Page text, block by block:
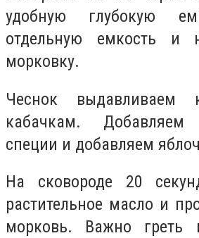
удобную глубокую
отдельную емкость и
морковку.
Чеснок
кабачкам.
специи и добавляем
На сковороде 20
растительное масло и
морковь. Важно греть